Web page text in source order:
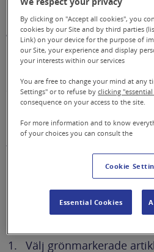
En akut leverans begärs av
godkänns av Sodexo. En
Beställningsportalen
beställningar kan inte
anledningarna till akuta
livsuppehållande behov,
hemgång från sjukhus eller
på sjukhus. Leverans sker
förskrivningen ska vara
Så beställer du vid akut
För att en akut leverans ska
krävs följande:
Välj grönmarkerade
By clicking on "Accept all cookies", you
cookies by our Site and by third parties
Link) on your device for the purpose of
our Site, your experience and display
your interests within our services
You are free to change your mind at any
Settings" or to refuse byclicking
consequence on your access to the site.
For more information and to know
of your choices you can consult the
Cookie
Essential Cookies